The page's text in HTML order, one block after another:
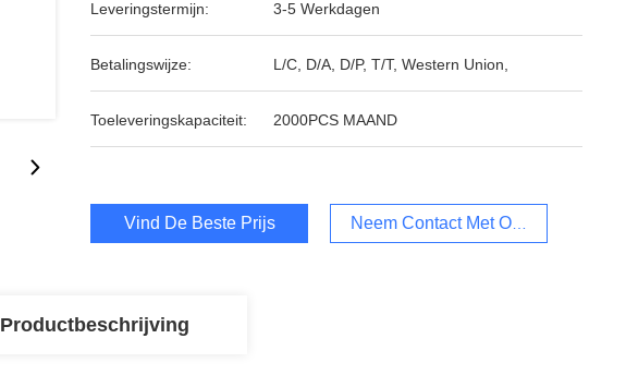
Leveringstermijn: 3-5 Werkdagen
Betalingswijze: L/C, D/A, D/P, T/T, Western Union,
Toeleveringskapaciteit: 2000PCS MAAND
Vind De Beste Prijs Neem Contact Met Ons Op
Productbeschrijving